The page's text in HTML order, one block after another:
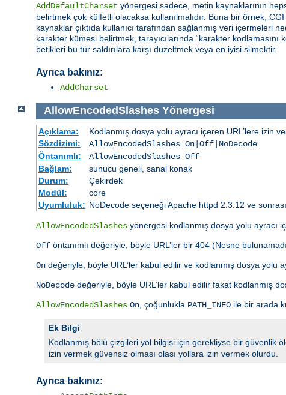
AddDefaultCharset yönergesi sadece, metin kaynaklarının
belirtmek çok külfetli olacaksa kullanılmalıdır. Buna bir örnek,
kaynaklar çıktıda kullanıcı tarafından sağlanmış veri içermeleri
karakter kümesi belirtmek, tarayıcılarında “karakter
betikleri bu tür saldırılara karşı düzeltmek veya en iyisi silmektir.
Ayrıca bakınız:
AddCharset
AllowEncodedSlashes Yönergesi
Açıklama:
Kodlanmış dosya yolu ayracı içeren URL’lere izin
Sözdizimi:
AllowEncodedSlashes On|Off|NoDecode
Öntanımlı:
AllowEncodedSlashes Off
Bağlam:
sunucu geneli, sanal konak
Durum:
Çekirdek
Modül:
core
Uyumluluk: NoDecode seçeneği Apache httpd 2.3.12 ve
AllowEncodedSlashes yönergesi kodlanmış dosya yolu ayracı
Off öntanımlı değeriyle, böyle URL’ler bir 404 (Nesne
On değeriyle, böyle URL’ler kabul edilir ve kodlanmış dosya yolu
NoDecode değeriyle, böyle URL’ler kabul edilir fakat kodlanmış
AllowEncodedSlashes On , çoğunlukla PATH_INFO ile bir arada
Ek Bilgi
Kodlanmış bölü çizgileri yol bilgisi için gerekliyse bir güvenlik
izin vermek güvensiz olması olası yollara izin vermek olurdu.
Ayrıca bakınız: